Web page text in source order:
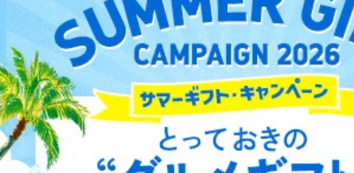
ご利用方法はこちら
総合案内
アフィリエイト 採用情報
プレスリリース お問い合わせ